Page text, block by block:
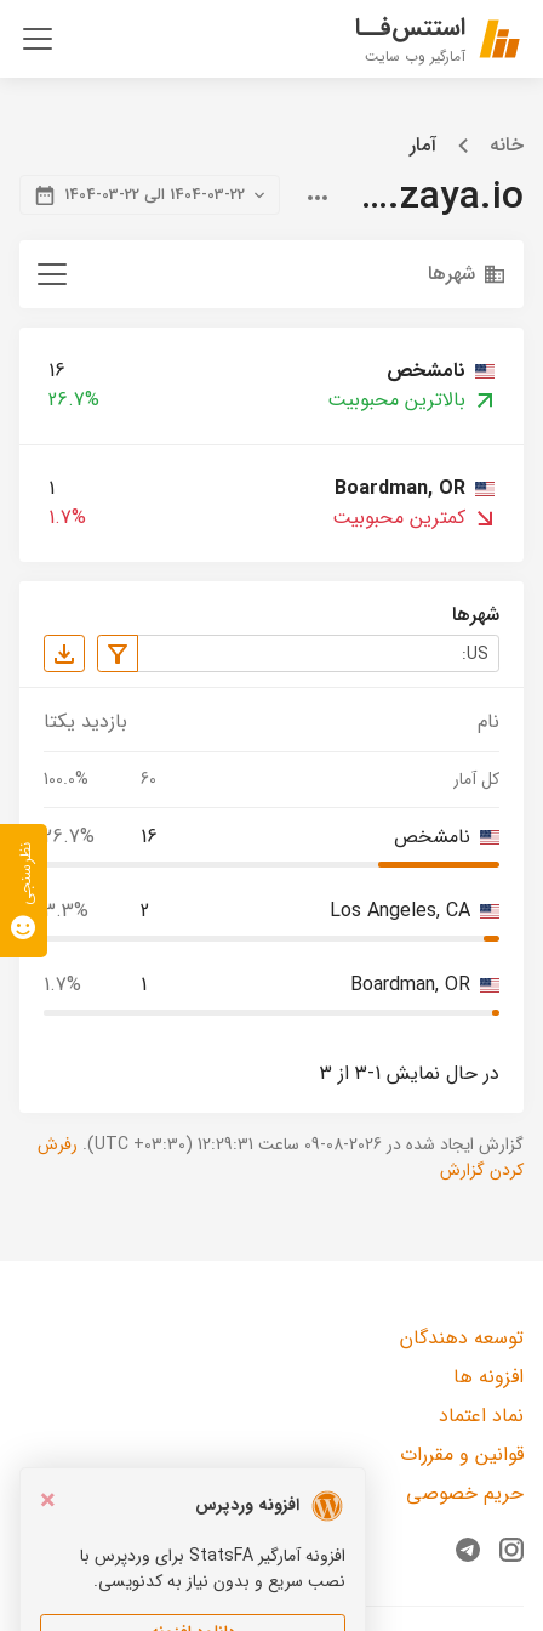
استتس‌فــا
آمارگیر وب سایت
خانه آمار
blog.zaya.io 1404-03-22 الی 22-03-1404
شهرها
نامشخص
16
بالاترین محبوبیت
26.7%
Boardman, OR
1
کمترین محبوبیت
1.7%
شهرها
نام بازدید یکتا
کل آمار 60
100.0%
نامشخص 16
26.7%
Los Angeles, CA
2
3.3%
Boardman, OR
1
1.7%
در حال نمایش 1-3 از 3
گزارش ایجاد شده در 2026-08-09 ساعت 12:29:31 (UTC +03:30).
رفرش
کردن گزارش
×
افزونه وردپرس
افزونه آمارگیر StatsFA برای وردپرس با
نصب سریع و بدون نیاز به کدنویسی.
توسعه دهندگان
افزونه ها
نماد اعتماد
قوانین و مقررات
حریم خصوصی
Instagram
Telegram
نظرسنجی